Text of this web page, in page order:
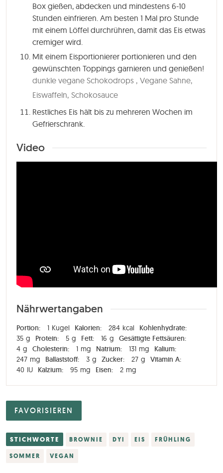
Box gießen, abdecken und mindestens 6-10
Stunden einfrieren. Am besten 1 Mal pro Stunde
mit einem Löffel durchrühren, damit das Eis etwas
cremiger wird.
Mit einem Eisportionierer portionieren und den
gewünschten Toppings garnieren und genießen!
dunkle vegane Schokodrops , Vegane Sahne,
Eiswaffeln, Schokosauce
Restliches Eis hält bis zu mehreren Wochen im
Gefrierschrank.
Video
Nährwertangaben
Portion: 1 Kugel Kalorien: 284 kcal
Kohlenhydrate:
35 g Protein: 5 g Fett: 16 g
Gesättigte Fettsäuren:
4 g Cholesterin: 1 mg Natrium: 131 mg
Kalium:
247 mg Ballaststoff: 3 g Zucker: 27 g
Vitamin A:
40 IU Kalzium: 95 mg Eisen: 2 mg
FAVORISIEREN
STICHWORTE BROWNIE DYI EIS FRÜHLING
SOMMER VEGAN